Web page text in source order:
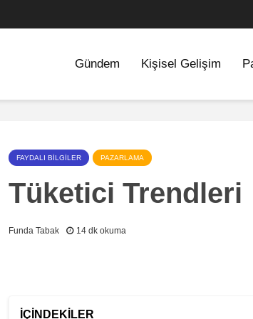
Gündem Kişisel Gelişim
FAYDALI BILGILER PAZARLAMA
Tüketici Trendleri
Funda Tabak 14 dk okuma
İÇINDEKILER